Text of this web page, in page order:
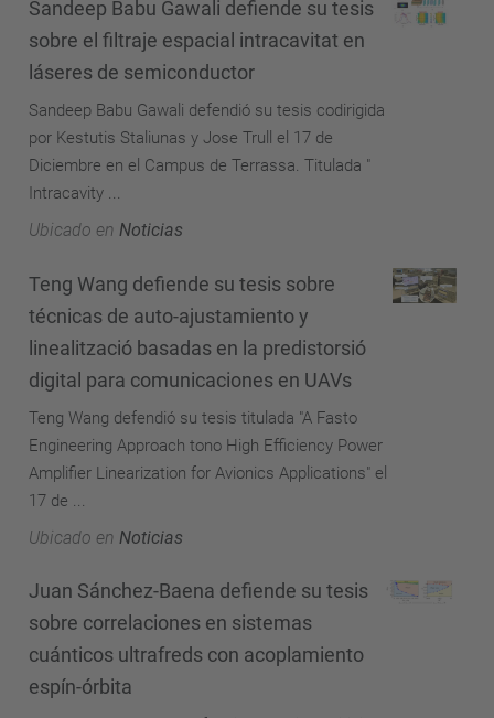
Sandeep Babu Gawali defiende su tesis
sobre el filtraje espacial intracavitat en
láseres de semiconductor
Sandeep Babu Gawali defendió su tesis codirigida
por Kestutis Staliunas y Jose Trull el 17 de
Diciembre en el Campus de Terrassa. Titulada "
Intracavity ...
Ubicado en Noticias
Teng Wang defiende su tesis sobre
técnicas de auto-ajustamiento y
linealització basadas en la predistorsió
digital para comunicaciones en UAVs
Teng Wang defendió su tesis titulada "A Fasto
Engineering Approach tono High Efficiency Power
Amplifier Linearization for Avionics Applications" el
17 de ...
Ubicado en Noticias
Juan Sánchez-Baena defiende su tesis
sobre correlaciones en sistemas
cuánticos ultrafreds con acoplamiento
espín-órbita